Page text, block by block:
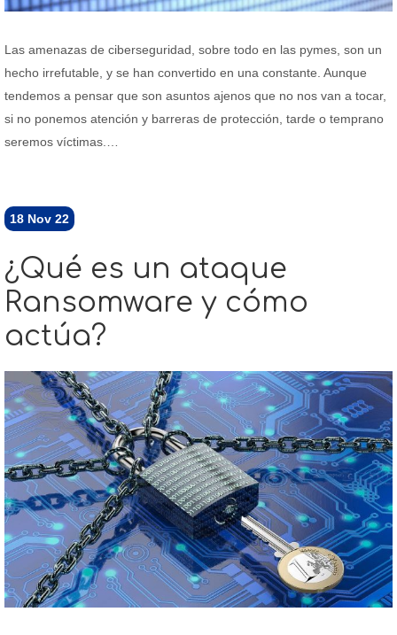
Las amenazas de ciberseguridad, sobre todo en las pymes, son un
hecho irrefutable, y se han convertido en una constante. Aunque
tendemos a pensar que son asuntos ajenos que no nos van a tocar,
si no ponemos atención y barreras de protección, tarde o temprano
seremos víctimas.…
18 Nov 22
¿Qué es un ataque
Ransomware y cómo
actúa?